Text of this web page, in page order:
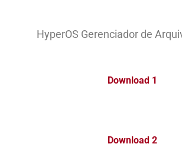
HyperOS Gerenciador de
Download 1
Download 2